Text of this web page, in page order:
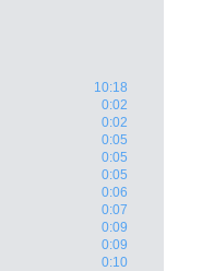
10:18
0:02
0:02
0:05
0:05
0:05
0:06
0:07
0:09
0:09
0:10